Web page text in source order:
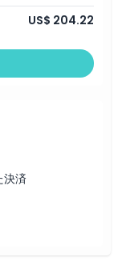
US$ 204.22
決済